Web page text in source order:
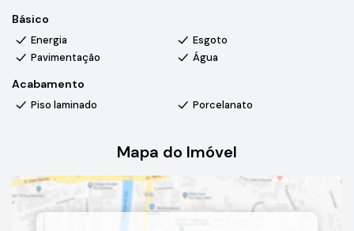
💰Valor: R$ 2.400.000,00
📲 Agende sua visita e conheça uma das melhores
Básico
Energia
Esgoto
Pavimentação
Água
Acabamento
Piso laminado Porcelanato
Mapa do Imóvel